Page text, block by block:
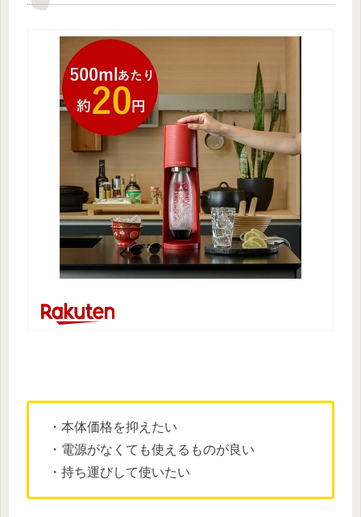
・本体価格を抑えたい
・電源がなくても使えるものが良い
・持ち運びして使いたい